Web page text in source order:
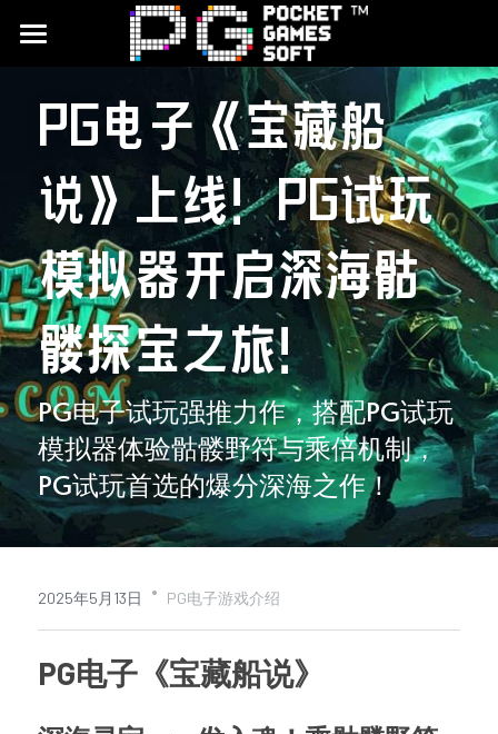
游戏试玩
合作平台
最新文章
品牌介绍
CQ9电子试玩
JDB电子试玩
搜索
查看平台活动
PG电子《宝藏船
说》上线！PG试玩
模拟器开启深海骷
髅探宝之旅！
PG电子试玩强推力作，搭配PG试玩
模拟器体验骷髅野符与乘倍机制，
PG试玩首选的爆分深海之作！
2025年5月13日 · PG电子游戏介绍
PG电子《宝藏船说》